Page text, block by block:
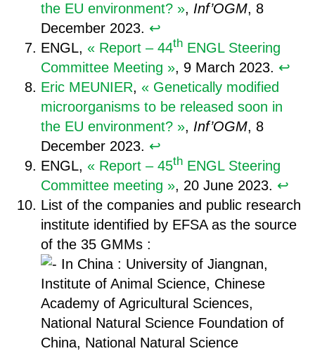
the EU environment? », Inf’OGM, 8
December 2023. ↩︎
ENGL, « Report – 44thENGL Steering
Committee Meeting », 9 March 2023. ↩︎
Eric MEUNIER, « Genetically modified
microorganisms to be released soon in
the EU environment? », Inf’OGM, 8
December 2023. ↩︎
ENGL, « Report – 45thENGL Steering
Committee meeting », 20 June 2023. ↩︎
List of the companies and public research
institute identified by EFSA as the source
of the 35 GMMs :
In China : University of Jiangnan,
Institute of Animal Science, Chinese
Academy of Agricultural Sciences,
National Natural Science Foundation of
China, National Natural Science